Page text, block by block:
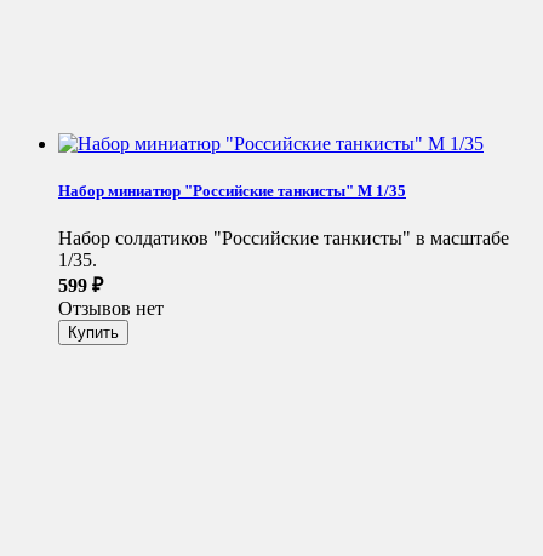
Набор миниатюр "Российские танкисты" М 1/35
Набор солдатиков "Российские танкисты" в масштабе
1/35.
599 ₽
Отзывов нет